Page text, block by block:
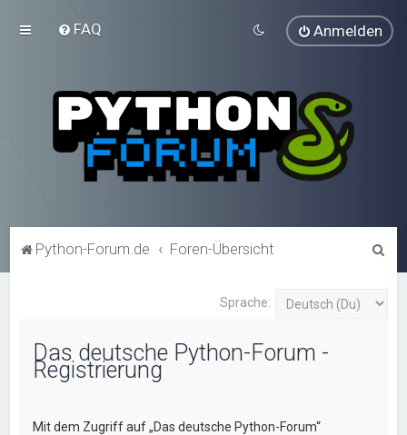
FAQ Anmelden
Python-Forum.de Foren-Übersicht
Sprache:
Das deutsche Python-Forum -
Registrierung
Mit dem Zugriff auf „Das deutsche Python-Forum“